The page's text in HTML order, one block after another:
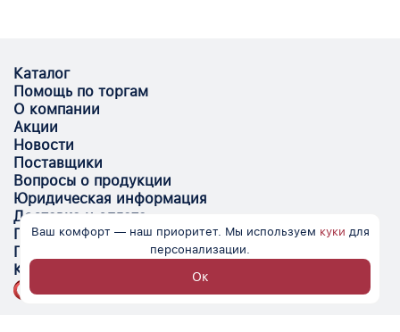
Каталог
Помощь по торгам
О компании
Акции
Новости
Поставщики
Вопросы о продукции
Юридическая информация
Доставка и оплата
Поставщикам
Помощь
Контакты
Ваш комфорт — наш приоритет. Мы используем куки для
персонализации.
Ок